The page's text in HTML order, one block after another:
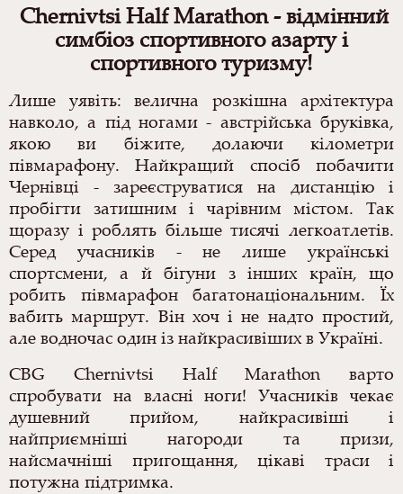
Chernivtsi Half Marathon - відмінний
симбіоз спортивного азарту і
спортивного туризму!
Лише уявіть: велична розкішна архітектура
навколо, а під ногами - австрійська бруківка,
якою ви біжите, долаючи кілометри
півмарафону. Найкращий спосіб побачити
Чернівці - зареєструватися на дистанцію і
пробігти затишним і чарівним містом. Так
щоразу і роблять більше тисячі легкоатлетів.
Серед учасників - не лише українські
спортсмени, а й бігуни з інших країн, що
робить півмарафон багатонаціональним. Їх
вабить маршрут. Він хоч і не надто простий,
але водночас один із найкрасивіших в Україні.
CBG Chernivtsi Half Marathon варто
спробувати на власні ноги! Учасників чекає
душевний прийом, найкрасивіші і
найприємніші нагороди та призи,
найсмачніші пригощання, цікаві траси і
потужна підтримка.